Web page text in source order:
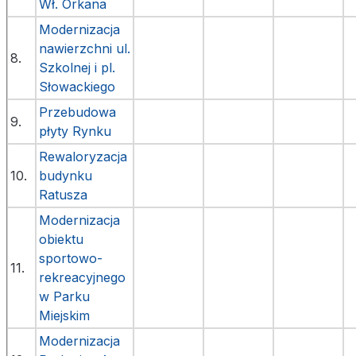
Wł. Orkana
8.
Modernizacja
nawierzchni ul.
Szkolnej i pl.
Słowackiego
9.
Przebudowa
płyty Rynku
10.
Rewaloryzacja
budynku
Ratusza
11.
Modernizacja
obiektu
sportowo-
rekreacyjnego
w Parku
Miejskim
Modernizacja